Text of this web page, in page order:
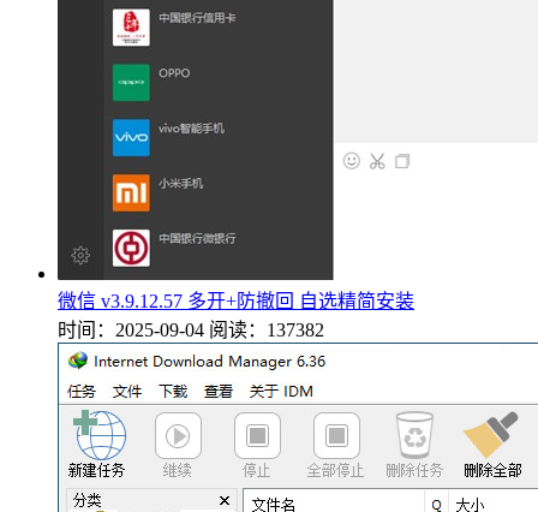
微信 v3.9.12.57 多开+防撤回 自选精简安装
时间：2025-09-04 阅读：137382